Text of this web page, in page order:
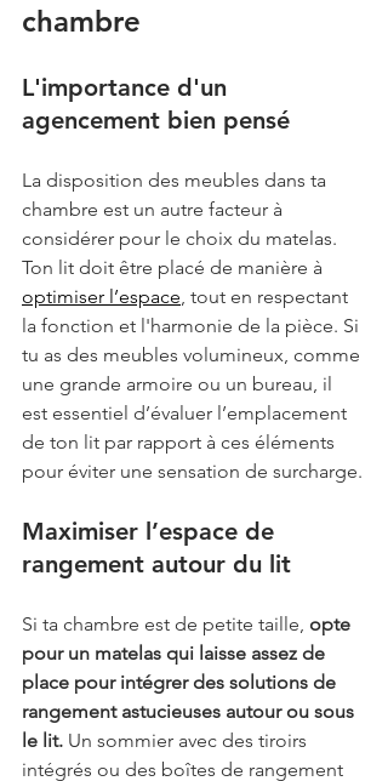
chambre
L'importance d'un
agencement bien pensé
La disposition des meubles dans ta
chambre est un autre facteur à
considérer pour le choix du matelas.
Ton lit doit être placé de manière à
optimiser l’espace, tout en respectant
la fonction et l'harmonie de la pièce. Si
tu as des meubles volumineux, comme
une grande armoire ou un bureau, il
est essentiel d’évaluer l’emplacement
de ton lit par rapport à ces éléments
pour éviter une sensation de surcharge.
Maximiser l’espace de
rangement autour du lit
Si ta chambre est de petite taille, opte
pour un matelas qui laisse assez de
place pour intégrer des solutions de
rangement astucieuses autour ou sous
le lit. Un sommier avec des tiroirs
intégrés ou des boîtes de rangement